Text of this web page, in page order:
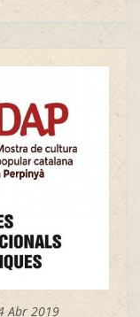
Abr 2019